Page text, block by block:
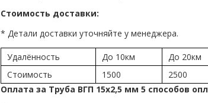
Стоимость доставки:
* Детали доставки уточняйте у менеджера.
Удалённость До 10км До 20км
Стоимость
1500 2500
Оплата за Труба ВГП 15х2,5 мм 5 способов